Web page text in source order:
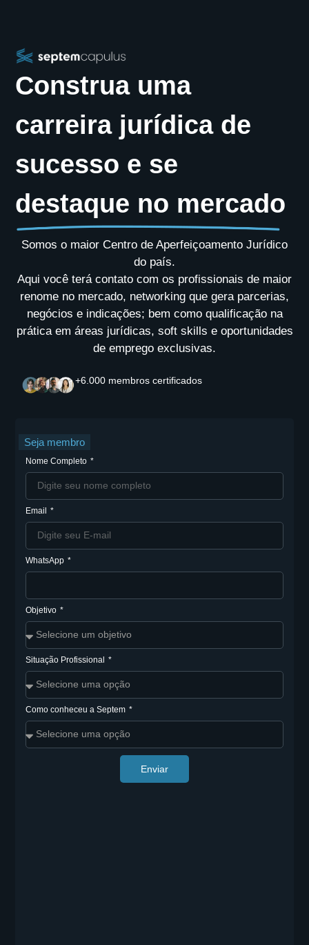
Construa uma
carreira jurídica de
sucesso e se
destaque no mercado
Somos o maior Centro de Aperfeiçoamento Jurídico
do país.
Aqui você terá contato com os profissionais de maior
renome no mercado, networking que gera parcerias,
negócios e indicações; bem como qualificação na
prática em áreas jurídicas, soft skills e oportunidades
de emprego exclusivas.
+6.000 membros certificados
Seja membro
Nome Completo
Email
WhatsApp
Objetivo
Situação Profissional
Como conheceu a Septem
Enviar